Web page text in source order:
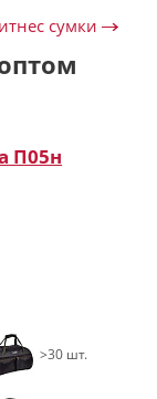
сумки
П05н
>30 шт.